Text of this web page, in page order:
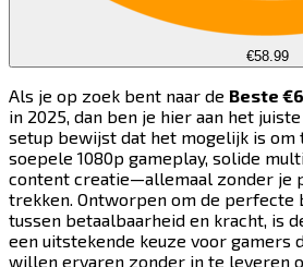
€58.99
Als je op zoek bent naar de ​​​​‌ ‍ ​‍​‍‌‍ ‌ ​‍‌‍‍‌‌‍‌ ‌‍‍‌‌‍ ‍​‍​‍​ ‍‍​‍​‍‌ ​ ‌‍​‌‌‍ ‍‌‍‍‌‌ ‌​‌ ‍‌​‍ ‍‌‍‍‌‌‍ ​‍​‍​‍ ​​‍​‍‌‍‍​‌ ​‍‌‍‌‌‌‍‌‍​‍​‍​ ‍‍​‍​‍​‍ ‌‍​‌‌‍‌​‌‍ ‌‌‍‍‌‌‍ ‍​‍ ‌‍‍‌‌‍ ‍‌ ‌​‌‍‌‌‌‍ ‍‌ ‌​​‍ ‌‍‌‌‌‍‌​‌‍‍‌‌ ‌​​‍ ‌‍ ‌‌‍ ‌‍‌​‌‍‌‌​ ‌‌ ​​‌ ​‍‌‍‌‌‌ ​ ‌‍‌‌‌‍ ‍‌ ‌​‌‍​‌‌ ‌​‌‍‍‌‌‍ ‌‍ ‍​ ‍ ‌‍‍‌‌‍‌​​ ‌​ ‌​​ ‌ ​ ‌ ‌‍​‌​ ​‌​ ‌‍​ ‌​​ ​ ​‍ ‌​ ‍‌​ ​‍‌‍​‍‌‍‌​​‍ ‌​ ‌​​ ‌‍​ ​​​ ​ ​‍ ‌‌‍​‍​ ‍​​ ​‌​ ‌‍​‍ ‌​ ​‌​ ​‌​ ‌‍‌‍‌​​ ‌‌‌‍‌‍‌‍​ ​ ​‍​ ​ ‌‍‌‍​ ‍​​ ‍‌​ ‍ ‌ ‌​‌ ‍‌‌ ​​‌‍‌‌​ ‌‌‍​‍‌ ‌‌‌‍‍‌‌‍ ​‌‍‌​​ ‍ ‌ ​​‌‍​‌‌ ‌​‌‍‍​​ ‌‌‍‍‌​ ​‌​ ‍​‌‍ ‍‌‌ ‌‍ ​‌‍ ‌‍ ‍‌‍‌ ‌‌ ‌‍‌​‌‍‌‌‌ ​ ‌‍​ ​‍‌‌​ ‌‌‌​​‍‌‌ ‌‍‍ ‌‍‌‌‌ ‍‌​‍‌‌​ ​ ‌​‌​​‍‌‌​ ​ ‌​‌​​‍‌‌​ ​‍​ ​‍‌‍ ‍‌‍ ​​‍‌‌​ ​‍​ ​‍​‍‌‌​ ‌‌‌​‌​​‍ ‍‌ ‌‍‌‍​‌‌‍ ​‌ ‌‌‌‍‌‌​‍‌‌​ ‌‌‌​​‍‌‌ ‌‍‍ ‌‍‌‌‌ ‍‌​‍‌‌​ ​ ‌​‌​​‍‌‌​ ​ ‌​‌​​‍‌‌​ ​‍​ ​‍‌‍​‍​ ​‌​ ​​​ ‌ ​ ‌‌​ ‌‌‌‍‌‍‌‍‌​​ ‍‌‌‍‌​‌‍‌‍​ ‌ ​‍‌‌​ ​‍​ ​‍​‍‌‌​ ‌‌‌​‌​​‍ ‍‌‍​ ‌‍‍​‌‍‍‌‌‍ ​‌‍‌​‌ ​‍‌‍‌‌‌‍ ‍​‍‌‌​ ‌‌‌​​‍‌‌ ‌‍‍ ‌‍‌‌‌ ‍‌​‍‌‌​ ​ ‌​‌​​‍‌‌​ ​ ‌​‌​​‍‌‌​ ​‍​ ​‍‌‍​ ​ ‍‌​ ‌‌​ ​‌​ ​‌​ ‌‍​ ‌‌​ ‌‍‌‍​ ​ ​​​ ‍‌​ ‍‌​‍‌‌​ ​‍​ ​‍​‍‌‌​ ‌‌‌​‌​​‍ ‍‌ ‌​‌‍‌‌‌ ‍​‌ ‌​​ ‌‍​‍‌‍​‌‌ ​ ‌‍‌‌‌‌‌‌‌ ​‍‌‍ ​​ ‌​‍‌‌​ ​‍‌​‌‍‌‍​‌‌‍‌​‌‍ ‌‌‍‍‌‌‍ ‍​‍‌‍‌‍‍‌‌‍‌​​ ‌​ ‌​​ ‌ ​ ‌ ‌‍​‌​ ​‌​ ‌‍​ ‌​​ ​ ​‍ ‌​ ‍‌​ ​‍‌‍​‍‌‍‌​​‍ ‌​ ‌​​ ‌‍​ ​​​ ​ ​‍ ‌‌‍​‍​ ‍​​ ​‌​ ‌‍​‍ ‌​ ​‌​ ​‌​ ‌‍‌‍‌​​ ‌‌‌‍‌‍‌‍​ ​ ​‍​ ​ ‌‍‌‍​ ‍​​ ‍‌​‍‌‍‌ ‌​‌ ‍‌‌ ​​‌‍‌‌​ ‌‌‍​‍‌ ‌‌‌‍‍‌‌‍ ​‌‍‌​​‍‌‍‌ ​​‌‍​‌‌ ‌​‌‍‍​​ ‌‌‍‍‌​ ​‌​ ‍​‌‍ ‍‌‌ ‌‍ ​‌‍ ‌‍ ‍‌‍‌ ‌‌ ‌‍‌​‌‍‌‌‌ ​ ‌‍​ ​‍‌‌​ ‌‌‌​​‍‌‌ ‌‍‍ ‌‍‌‌‌ ‍‌​‍‌‌​ ​ ‌​‌​​‍‌‌​ ​ ‌​‌​​‍‌‌​ ​‍​ ​‍‌‍ ‍‌‍ ​​‍‌‌​ ​‍​ ​‍​‍‌‌​ ‌‌‌​‌​​‍ ‍‌ ‌‍‌‍​‌‌‍ ​‌ ‌‌‌‍‌‌​‍‌‌​ ‌‌‌​​‍‌‌ ‌‍‍ ‌‍‌‌‌ ‍‌​‍‌‌​ ​ ‌​‌​​‍‌‌​ ​ ‌​‌​​‍‌‌​ ​‍​ ​‍‌‍​‍​ ​‌​ ​​​ ‌ ​ ‌‌​ ‌‌‌‍‌‍‌‍‌​​ ‍‌‌‍‌​‌‍‌‍​ ‌ ​‍‌‌​ ​‍​ ​‍​‍‌‌​ ‌‌‌​‌​​‍ ‍‌‍​ ‌‍‍​‌‍‍‌‌‍ ​‌‍‌​‌ ​‍‌‍‌‌‌‍ ‍​‍‌‌​ ‌‌‌​​‍‌‌ ‌‍‍ ‌‍‌‌‌ ‍‌​‍‌‌​ ​ ‌​‌​​‍‌‌​ ​ ‌​‌​​‍‌‌​ ​‍​ ​‍‌‍​ ​ ‍‌​ ‌‌​ ​‌​ ​‌​ ‌‍​ ‌‌​ ‌‍‌‍​ ​ ​​​ ‍‌​ ‍‌​‍‌‌​ ​‍​ ​‍​‍‌‌​ ‌‌‌​‌​​‍ ‍‌ ‌​‌‍‌‌‌ ‍​‌ ‌​​‍‌‍‌ ​​‌‍‌‌‌ ​‍‌ ​ ‌ ​​‌‍‌‌‌‍​ ‌ ‌​‌‍‍‌‌ ‌‍‌‍‌‌​ ‌‌ ​​‌ ‌‌‌‍​‍‌‍ ​‌‍‍‌‌ ​ ‌‍‍​‌‍‌‌‌‍‌​​‍​‍‌ ‌ Beste €690 Gaming PC Build​​​​‌
in 2025, dan ben je hier aan het
setup bewijst dat het mogelijk is om
soepele 1080p gameplay, solide
content creatie—allemaal zonder je
trekken. Ontworpen om de perfecte
tussen betaalbaarheid en kracht, is
een uitstekende keuze voor gamers
willen ervaren zonder in te leveren